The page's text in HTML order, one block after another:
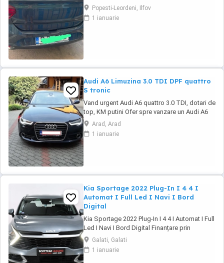
personal, foarte bine întreținut, folosit în
principal pentru deplasări în afara
Bucureștiului. Mașina a fost ținută permanent
Popesti-Leordeni, Ilfov
1 ianuarie
Audi A6 Limuzina 3.0 TDI DPF quattro
S tronic
Vand urgent Audi A6 quattro 3.0 TDI, dotari de
top, KM putini Ofer spre vanzare un Audi A6
importat personal din Germania in 2016
August, dotari de top, istoric revizii la zi ... km
in crestere ... In pret se ofera setul original de
Arad, Arad
1 ianuarie
Kia Sportage 2022 Plug-In I 4 4 I
Automat I Full Led I Navi I Bord
Digital
Kia Sportage 2022 Plug-In I 4 4 I Automat I Full
Led I Navi I Bord Digital Finanțare prin
UniCredit Dobândă fixă de la 7,9%* Rate fixe
pe toată perioada finanțării Aprobare rapidă
Garanție inclusă pentru autoturismele eligibile
Galati, Galati
1 ianuarie